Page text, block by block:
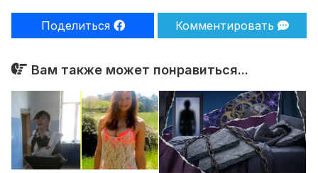
Поделиться Комментировать
Вам также может понравиться...